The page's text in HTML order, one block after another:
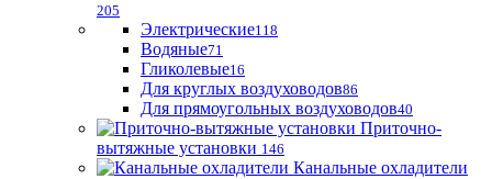
205
Электрические118
Водяные71
Гликолевые16
Для круглых воздуховодов86
Для прямоугольных воздуховодов40
Приточно-
вытяжные установки 146
Канальные охладители